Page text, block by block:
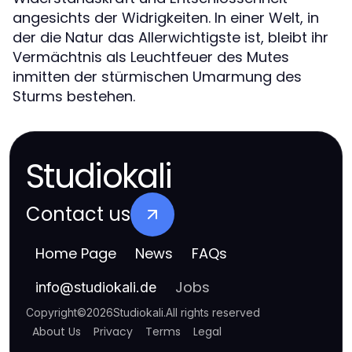
angesichts der Widrigkeiten. In einer Welt, in
der die Natur das Allerwichtigste ist, bleibt ihr
Vermächtnis als Leuchtfeuer des Mutes
inmitten der stürmischen Umarmung des
Sturms bestehen.
Studiokali
Contact us
Home Page News FAQs
info@studiokali.de Jobs
Copyright©2026Studiokali.All rights reserved
About Us Privacy Terms Legal